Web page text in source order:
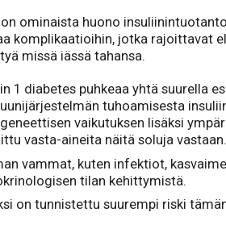
ominaista huono
komplikaatioihin, jotka rajoittavat
missä iässä tahansa.
1 diabetes puhkeaa yhtä suurella
tuhoamisesta
vaikutuksen lisäksi
vasta-aineita näitä soluja vastaan.
vammat, kuten infektiot,
tilan kehittymistä.
on tunnistettu suurempi riski